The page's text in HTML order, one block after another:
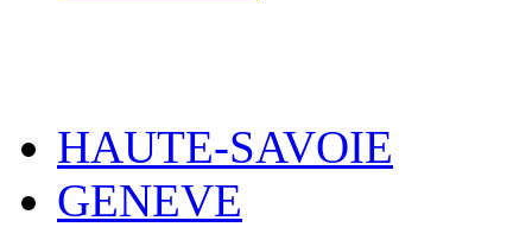
HAUTE-SAVOIE
GENEVE